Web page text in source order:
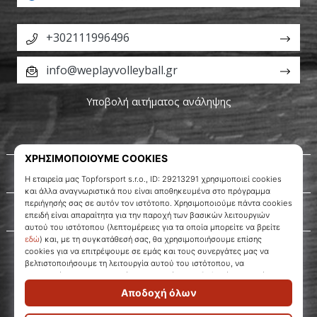
Σχετικά μ' εμάς
Εξυπηρέτηση πελατών
+302111996496
info@weplayvolleyball.gr
Υποβολή αιτήματος ανάληψης